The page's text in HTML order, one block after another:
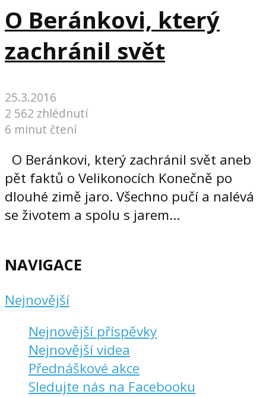
O Beránkovi, který
zachránil svět
25.3.2016
2 562 zhlédnutí
6 minut čtení
O Beránkovi, který zachránil svět aneb
pět faktů o Velikonocích Konečně po
dlouhé zimě jaro. Všechno pučí a nalévá
se životem a spolu s jarem...
NAVIGACE
Nejnovější
Nejnovější příspěvky
Nejnovější videa
Přednáškové akce
Sledujte nás na Facebooku